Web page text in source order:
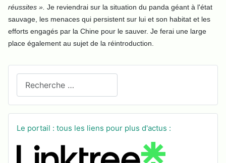
Le portail : tous les liens pour plus d'actus :
réussites ». Je reviendrai sur la situation du panda géant à l'état
sauvage, les menaces qui persistent sur lui et son habitat et les
efforts engagés par la Chine pour le sauver. Je ferai une large
place également au sujet de la réintroduction.